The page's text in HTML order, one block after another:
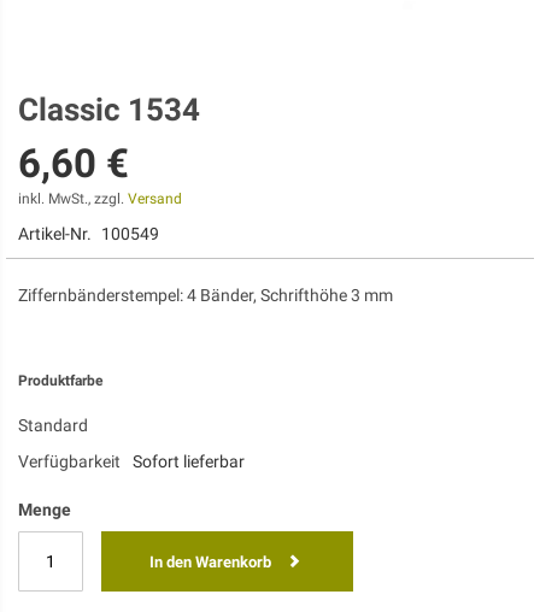
Zum
Anfang
der
Bildgalerie
springen
Classic 1534
6,60 €
inkl. MwSt., zzgl. Versand
Artikel-Nr. 100549
Ziffernbänderstempel: 4 Bänder, Schrifthöhe 3 mm
Produktfarbe
Standard
Verfügbarkeit
Sofort lieferbar
Menge
In den Warenkorb